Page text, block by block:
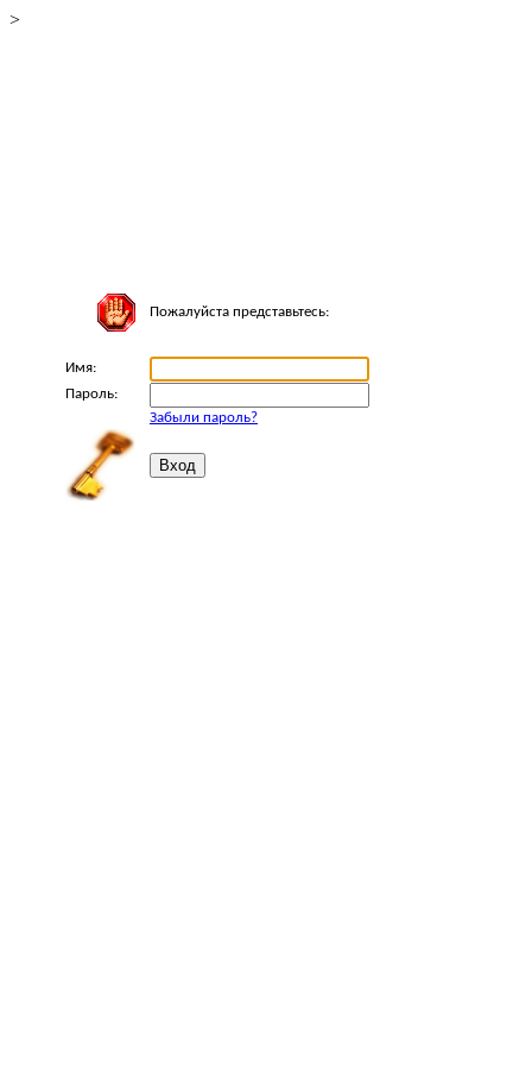
>
Пожалуйста представьтесь:
Имя:
Пароль:
Забыли пароль?